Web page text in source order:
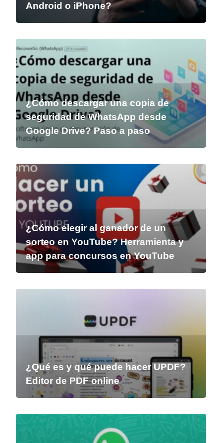
Android o iPhone?
¿Cómo descargar una copia de
seguridad de WhatsApp desde
Google Drive? Paso a paso
¿Cómo elegir al ganador de un
sorteo en YouTube? Herramienta y
app para concursos en YouTube
¿Qué es y qué puede hacer UPDF?
Editor de PDF online